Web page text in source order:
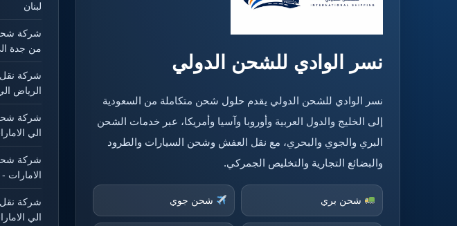
نسر الوادي للشحن الدولي
نسر الوادي للشحن الدولي يقدم حلول شحن متكاملة من السعودية
إلى الخليج والدول العربية وأوروبا وآسيا وأمريكا، عبر خدمات الشحن
البري والجوي والبحري، مع نقل العفش وشحن السيارات والطرود
والبضائع التجارية والتخليص الجمركي.
شحن بري شحن جوي
لبنان
شركة
من جدة
شركة
الرياض
شركة
الي
شركة
الامارات -
شركة
الي